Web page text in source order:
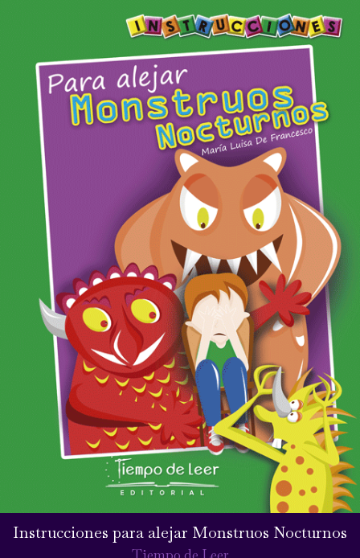
Instrucciones para alejar Monstruos Nocturnos